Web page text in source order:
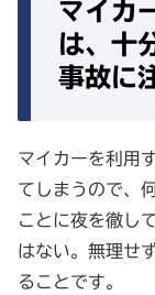
マイカ
は、十
事故に
マイカーを利用
てしまうので、
ことに夜を徹し
はない。無理せ
ることです。